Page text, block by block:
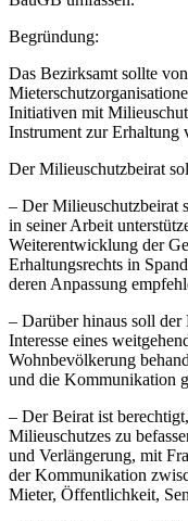
Begründung:
Das Bezirksamt sollte
Initiativen mit
Instrument zur Erhaltung
Der Milieuschutzbeirat
– Der Milieuschutzbeirat
in seiner Arbeit
Weiterentwicklung der
Erhaltungsrechts in
deren Anpassung
– Darüber hinaus soll
Interesse eines
Wohnbevölkerung
und die Kommunikation
– Der Beirat ist
Milieuschutzes zu
und Verlängerung, mit
der Kommunikation
Mieter, Öffentlichkeit,